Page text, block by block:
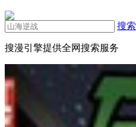
搜索
搜漫引擎提供全网搜索服务